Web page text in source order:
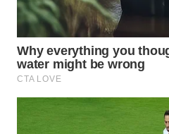
WN
SAMOSIR
WN
PADANG